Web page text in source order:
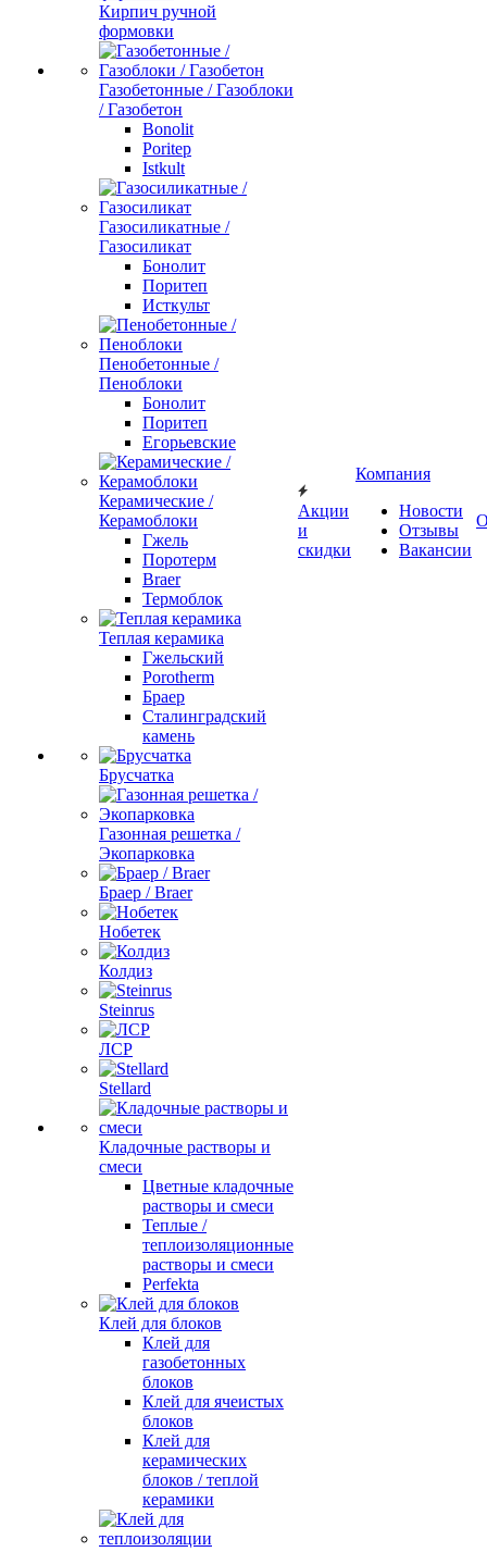
Кирпич ручной
формовки
Газобетонные / Газоблоки
/ Газобетон
Bonolit
Poritep
Istkult
Газосиликатные /
Газосиликат
Бонолит
Поритеп
Исткульт
Пенобетонные /
Пеноблоки
Бонолит
Поритеп
Егорьевские
Керамические /
Керамоблоки
Гжель
Поротерм
Braer
Термоблок
Теплая керамика
Гжельский
Porotherm
Браер
Сталинградский
камень
Брусчатка
Газонная решетка /
Экопарковка
Браер / Braer
Нобетек
Колдиз
Steinrus
ЛСР
Stellard
Кладочные растворы и
смеси
Цветные кладочные
растворы и смеси
Теплые /
теплоизоляционные
растворы и смеси
Perfekta
Клей для блоков
Клей для
газобетонных
блоков
Клей для ячеистых
блоков
Клей для
керамических
блоков / теплой
керамики
Акции
и
скидки
Компания
Новости
Отзывы
Вакансии